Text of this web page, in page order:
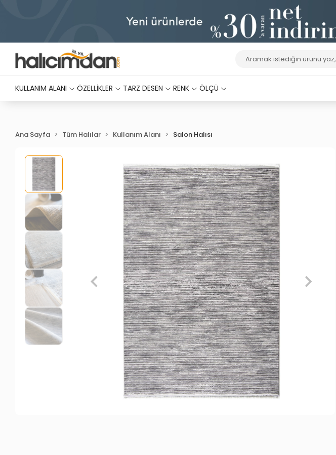
KULLANIM ALANI ÖZELLİKLER TARZ DESEN RENK ÖLÇÜ
Ana Sayfa Tüm Halılar Kullanım Alanı Salon Halısı